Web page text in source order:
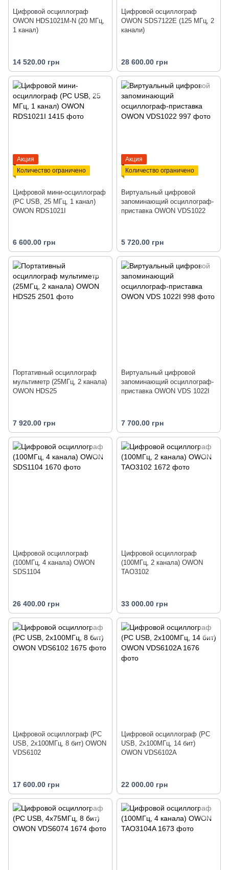
Цифровой осциллограф
OWON HDS1021M-N (20 МГц,
1 канал)
14 520.00 грн
Цифровой осциллограф
OWON SDS7122E (125 МГц, 2
канали)
28 600.00 грн
Акция
Количество ограничено
Цифровой мини-осциллограф
(PC USB, 25 МГц, 1 канал)
OWON RDS1021I
6 600.00 грн
Акция
Количество ограничено
Виртуальный цифровой
запоминающий осциллограф-
приставка OWON VDS1022
5 720.00 грн
Портативный осциллограф
мультиметр (25МГц, 2 канала)
OWON HDS25
7 920.00 грн
Виртуальный цифровой
запоминающий осциллограф-
приставка OWON VDS 1022I
7 700.00 грн
Цифровой осциллограф
(100МГц, 4 канала) OWON
SDS1104
26 400.00 грн
Цифровой осциллограф
(100МГц, 2 канала) OWON
TAO3102
33 000.00 грн
Цифровой осциллограф (PC
USB, 2x100МГц, 8 бит) OWON
VDS6102
17 600.00 грн
Цифровой осциллограф (PC
USB, 2x100МГц, 14 бит)
OWON VDS6102A
22 000.00 грн